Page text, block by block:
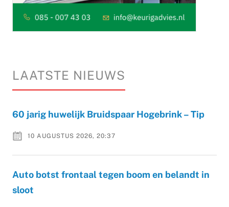
LAATSTE NIEUWS
60 jarig huwelijk Bruidspaar Hogebrink – Tip
10 AUGUSTUS 2026, 20:37
Auto botst frontaal tegen boom en belandt in
sloot